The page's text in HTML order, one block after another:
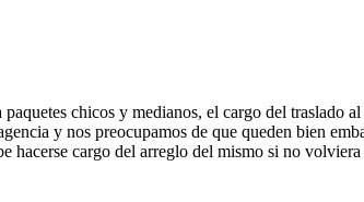
paquetes chicos y medianos, el cargo del
y nos preocupamos de que queden bien
hacerse cargo del arreglo del mismo si no